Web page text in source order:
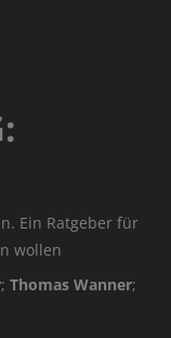
Ein Ratgeber für
wollen
;Thomas Wanner;